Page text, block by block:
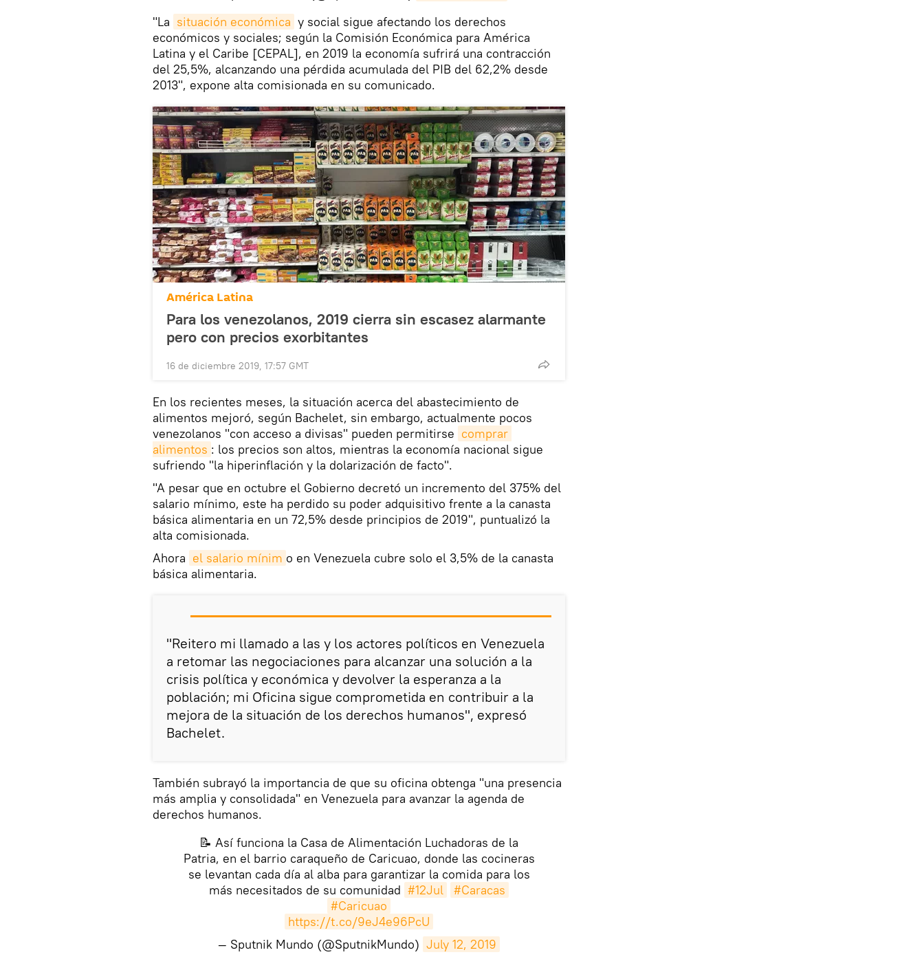
​"La situación económica y social sigue afectando los derechos
económicos y sociales; según la Comisión Económica para América
Latina y el Caribe [CEPAL], en 2019 la economía sufrirá una contracción
del 25,5%, alcanzando una pérdida acumulada del PIB del 62,2% desde
2013", expone alta comisionada en su comunicado.
América Latina
Para los venezolanos, 2019 cierra sin escasez alarmante
pero con precios exorbitantes
16 de diciembre 2019, 17:57 GMT
En los recientes meses, la situación acerca del abastecimiento de
alimentos mejoró, según Bachelet, sin embargo, actualmente pocos
venezolanos "con acceso a divisas" pueden permitirse comprar
alimentos : los precios son altos, mientras la economía nacional sigue
sufriendo "la hiperinflación y la dolarización de facto".
"A pesar que en octubre el Gobierno decretó un incremento del 375% del
salario mínimo, este ha perdido su poder adquisitivo frente a la canasta
básica alimentaria en un 72,5% desde principios de 2019", puntualizó la
alta comisionada.
Ahora el salario mínim o en Venezuela cubre solo el 3,5% de la canasta
básica alimentaria.
"Reitero mi llamado a las y los actores políticos en Venezuela
a retomar las negociaciones para alcanzar una solución a la
crisis política y económica y devolver la esperanza a la
población; mi Oficina sigue comprometida en contribuir a la
mejora de la situación de los derechos humanos", expresó
Bachelet.
También subrayó la importancia de que su oficina obtenga "una presencia
más amplia y consolidada" en Venezuela para avanzar la agenda de
derechos humanos.
📝 Así funciona la Casa de Alimentación Luchadoras de la
Patria, en el barrio caraqueño de Caricuao, donde las cocineras
se levantan cada día al alba para garantizar la comida para los
más necesitados de su comunidad #12Jul
#Caracas
#Caricuao
https://t.co/9eJ4e96PcU
— Sputnik Mundo (@SputnikMundo) July 12, 2019